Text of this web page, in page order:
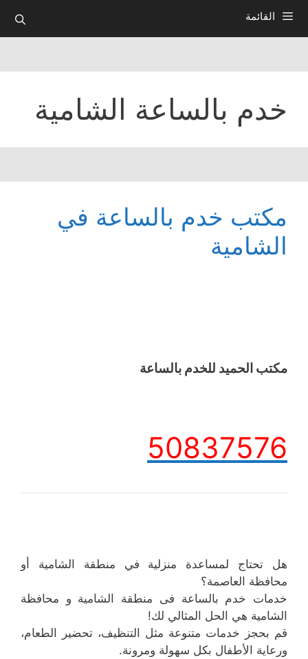
القائمة
خدم بالساعة الشامية
مكتب خدم بالساعة في
الشامية
مكتب الحميد للخدم بالساعة
50837576
هل تحتاج لمساعدة منزلية في منطقة الشامية أو
محافظة العاصمة؟
خدمات خدم بالساعة فى منطقة الشامية و محافظة
الشامية هي الحل المثالي لك!
قم بحجز خدمات متنوعة مثل التنظيف، تحضير الطعام،
ورعاية الأطفال بكل سهولة ومرونة.